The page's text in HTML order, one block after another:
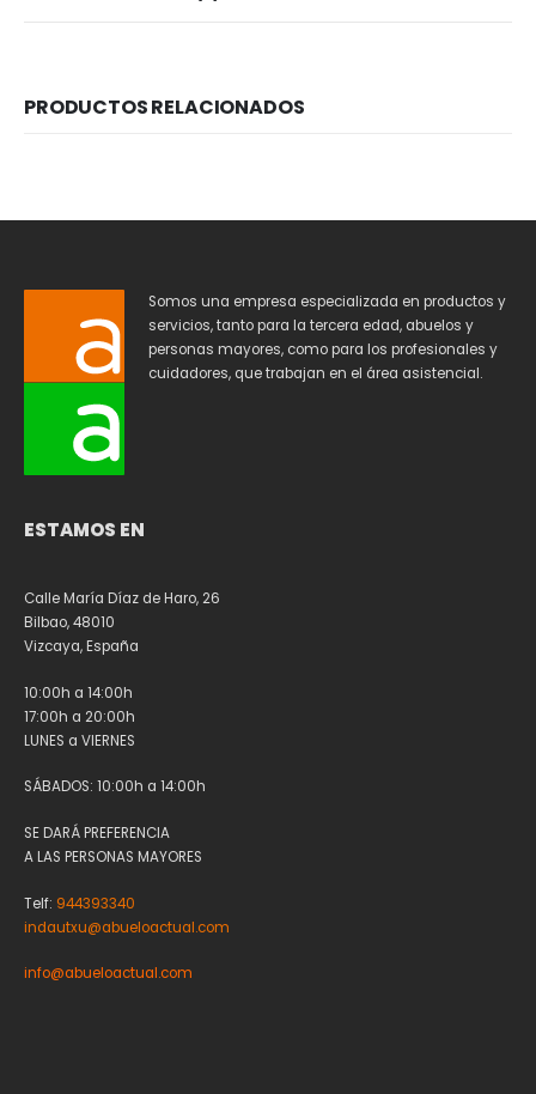
PRODUCTOS RELACIONADOS
Somos una empresa especializada en productos y
servicios, tanto para la tercera edad, abuelos y
personas mayores, como para los profesionales y
cuidadores, que trabajan en el área asistencial.
ESTAMOS EN
Calle María Díaz de Haro, 26
Bilbao, 48010
Vizcaya, España
10:00h a 14:00h
17:00h a 20:00h
LUNES a VIERNES
SÁBADOS: 10:00h a 14:00h
SE DARÁ PREFERENCIA
A LAS PERSONAS MAYORES
Telf: 944393340
indautxu@abueloactual.com
info@abueloactual.com